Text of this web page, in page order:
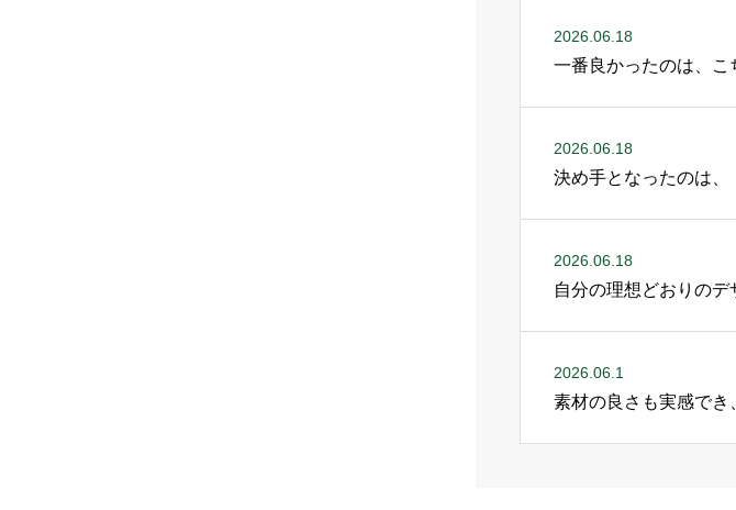
2026.06.18
一番良かったのは、
2026.06.18
決め手となったのは、
2026.06.18
自分の理想どおりの
2026.06.1
素材の良さも実感で